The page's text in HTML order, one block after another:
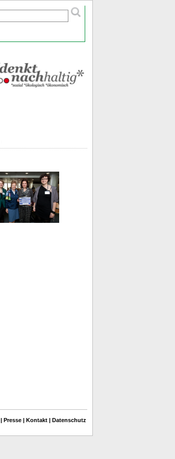
| Presse | Kontakt | Datenschutz